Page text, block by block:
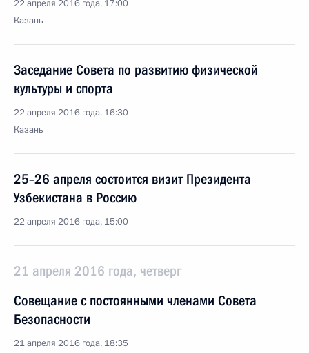
22 апреля 2016 года, 17:00
Казань
Заседание Совета по развитию физической
культуры и спорта
22 апреля 2016 года, 16:30
Казань
25–26 апреля состоится визит Президента
Узбекистана в Россию
22 апреля 2016 года, 15:00
21 апреля 2016 года, четверг
Совещание с постоянными членами Совета
Безопасности
21 апреля 2016 года, 18:35